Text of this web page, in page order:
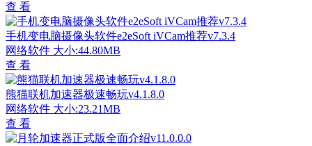
查 看
手机变电脑摄像头软件e2eSoft iVCam推荐v7.3.4
网络软件 大小:44.80MB
查 看
熊猫联机加速器极速畅玩v4.1.8.0
网络软件 大小:23.21MB
查 看